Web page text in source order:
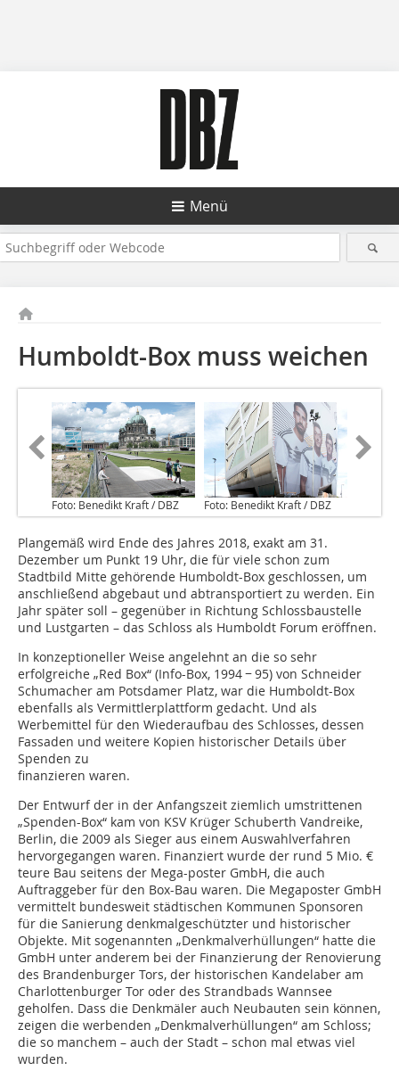
Menü
Humboldt-Box muss weichen
Foto: Benedikt Kraft / DBZ Foto: Benedikt Kraft / DBZ
Plangemäß wird Ende des Jahres 2018, exakt am 31.
Dezember um Punkt 19 Uhr, die für viele schon zum
Stadtbild Mitte gehörende Humboldt-Box geschlossen, um
anschließend abgebaut und abtransportiert zu werden. Ein
Jahr später soll – gegenüber in Richtung Schlossbaustelle
und Lustgarten – das Schloss als Humboldt Forum eröffnen.
In konzeptioneller Weise angelehnt an die so sehr
erfolgreiche „Red Box“ (Info-Box, 1994 − 95) von Schneider
Schumacher am Potsdamer Platz, war die Humboldt-Box
ebenfalls als Vermittlerplattform gedacht. Und als
Werbemittel für den Wiederaufbau des Schlosses, dessen
Fassaden und weitere Kopien historischer Details über
Spenden zu
finanzieren waren.
Der Entwurf der in der Anfangszeit ziemlich umstrittenen
„Spenden-Box“ kam von KSV Krüger Schuberth Vandreike,
Berlin, die 2009 als Sieger aus einem Auswahlverfahren
hervorgegangen waren. Finanziert wurde der rund 5 Mio. €
teure Bau seitens der Mega-poster GmbH, die auch
Auftraggeber für den Box-Bau waren. Die Megaposter GmbH
vermittelt bundesweit städtischen Kommunen Sponsoren
für die Sanierung denkmalgeschützter und historischer
Objekte. Mit sogenannten „Denkmalverhüllungen“ hatte die
GmbH unter anderem bei der Finanzierung der Renovierung
des Brandenburger Tors, der historischen Kandelaber am
Charlottenburger Tor oder des Strandbads Wannsee
geholfen. Dass die Denkmäler auch Neubauten sein können,
zeigen die werbenden „Denkmalverhüllungen“ am Schloss;
die so manchem – auch der Stadt – schon mal etwas viel
wurden.